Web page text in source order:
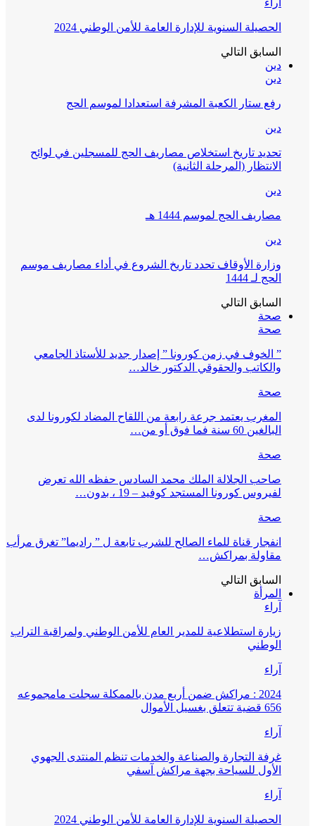
آراء
الحصيلة السنوية للإدارة العامة للأمن الوطني 2024
السابق التالي
دين
دين
رفع ستار الكعبة المشرفة استعدادا لموسم الحج
دين
تحديد تاريخ استخلاص مصاريف الحج للمسجلين في لوائح
الانتظار (المرحلة الثانية)
دين
مصاريف الحج لموسم 1444 هـ
دين
وزارة الأوقاف تحدد تاريخ الشروع في أداء مصاريف موسم
الحج لـ 1444
السابق التالي
صحة
صحة
” الخوف في زمن كورونا ” إصدار جديد للأستاذ الجامعي
والكاتب والحقوقي الدكتور خالد…
صحة
المغرب يعتمد جرعة رابعة من اللقاح المضاد لكورونا لدى
البالغين 60 سنة فما فوق أو من…
صحة
صاحب الجلالة الملك محمد السادس حفظه الله تعرض
لفيروس كورونا المستجد كوفيد – 19 ، بدون…
صحة
انفجار قناة للماء الصالح للشرب تابعة ل ” راديما” تغرق مرأب
مقاولة بمراكش…
السابق التالي
المرأة
آراء
زيارة استطلاعية للمدير العام للأمن الوطني ولمراقبة التراب
الوطني
آراء
2024 : مراكش ضمن أربع مدن بالممكلة سجلت مامجموعه
656 قضية تتعلق بغسيل الأموال
آراء
غرفة التجارة والصناعة والخدمات تنظم المنتدى الجهوي
الأول للسياحة بجهة مراكش آسفي
آراء
الحصيلة السنوية للإدارة العامة للأمن الوطني 2024